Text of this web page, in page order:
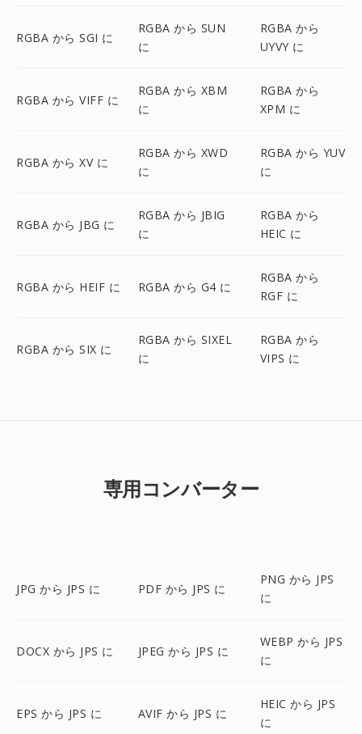
RGBA から SGI に
RGBA から SUN
に
RGBA から
UYVY に
RGBA から VIFF に
RGBA から XBM
に
RGBA から
XPM に
RGBA から XV に
RGBA から XWD
に
RGBA から YUV
に
RGBA から JBG に
RGBA から JBIG
に
RGBA から
HEIC に
RGBA から HEIF に RGBA から G4 に
RGBA から
RGF に
RGBA から SIX に
RGBA から SIXEL
に
RGBA から
VIPS に
専用コンバーター
JPG から JPS に PDF から JPS に
PNG から JPS
に
DOCX から JPS に JPEG から JPS に
WEBP から JPS
に
EPS から JPS に AVIF から JPS に
HEIC から JPS
に